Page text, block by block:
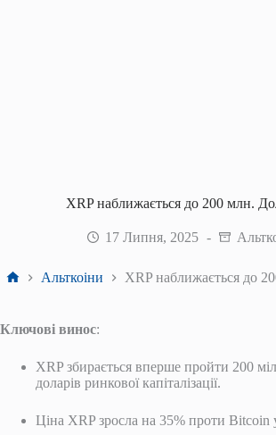
XRP наближається до 200 млн.
17 Липня, 2025
Головна
Альткоіни XRP наближається до
Ключові винос:
XRP збирається вперше пройти 200
доларів ринкової капіталізації.
Ціна XRP зросла на 35% проти Bitcoin